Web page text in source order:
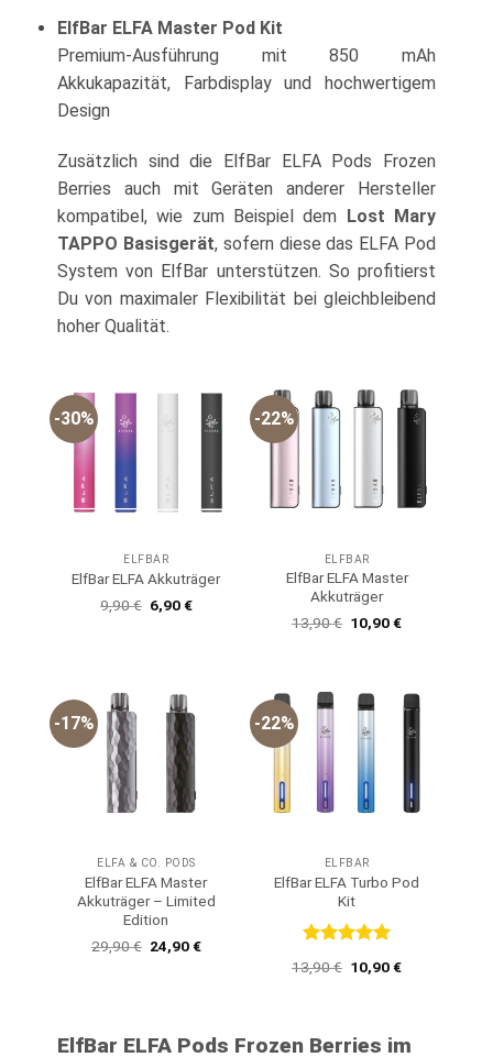
ElfBar ELFA Master Pod Kit
Premium-Ausführung mit 850 mAh
Akkukapazität, Farbdisplay und hochwertigem
Design
Zusätzlich sind die ElfBar ELFA Pods Frozen
Berries auch mit Geräten anderer Hersteller
kompatibel, wie zum Beispiel dem Lost Mary
TAPPO Basisgerät, sofern diese das ELFA Pod
System von ElfBar unterstützen. So profitierst
Du von maximaler Flexibilität bei gleichbleibend
hoher Qualität.
-30%
ELFBAR
ElfBar ELFA Akkuträger
9,90€ Ursprünglicher
Preis
6,90€Aktueller
-22%
ELFBAR
ElfBar ELFA Master
Akkuträger
13,90€ Ursprünglicher
Preis
10,90€Aktueller
-17%
ELFA & CO. PODS
ElfBar ELFA Master
Akkuträger – Limited
Edition
29,90€ Ursprünglicher
Preis
24,90€Aktueller
-22%
ELFBAR
ElfBar ELFA Turbo Pod
Kit
mit 5 von
13,90€ Ursprünglicher
Preis
10,90€Aktueller
ElfBar ELFA Pods Frozen Berries im